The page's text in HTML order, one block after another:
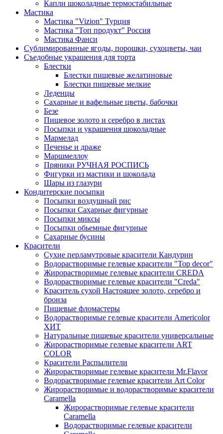
Капли шоколадные термостабильные
Мастика
Мастика "Vizion" Турция
Мастика "Топ продукт" Россия
Мастика Фанси
Сублимированные ягоды, порошки, сухоцветы, чаи
Съедобные украшения для торта
Блестки
Блестки пищевые желатиновые
Блестки пищевые мелкие
Леденцы
Сахарные и вафельные цветы, бабочки
Безе
Пищевое золото и серебро в листах
Посыпки и украшения шоколадные
Мармелад
Печенье и драже
Маршмеллоу
Пряники РУЧНАЯ РОСПИСЬ
Фигурки из мастики и шоколада
Шары из глазури
Кондитерские посыпки
Посыпки воздушный рис
Посыпки Сахарные фигурные
Посыпки миксы
Посыпки обьемные фигурные
Сахарные бусины
Красители
Сухие перламутровые красители Кандурин
Водорастворимые гелевые красители "Top decor"
Жирорастворимые гелевые красители CREDA
Водорастворимые гелевые красители "Creda"
Краситель сухой Настоящее золото, серебро и
бронза
Пищевые фломастеры
Водорастворимые гелевые красители Americolor
ХИТ
Натуральные пищевые красители универсальные
Жирорастворимые гелевые красители ART
COLOR
Красители Распылители
Жирорастворимые гелевые красители Mr.Flavor
Водорастворимые гелевые красители Art Color
Жирорастворимые и водорастворимые красители
Caramella
Жирорастворимые гелевые красители
Caramella
Водорастворимые гелевые красители